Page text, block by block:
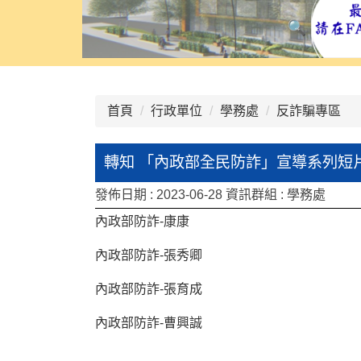
首頁 行政單位 學務處 反詐騙專區
轉知 「內政部全民防詐」宣導系列短
發佈日期 : 2023-06-28 資訊群組 : 學務處
內政部防詐-康康
內政部防詐-張秀卿
內政部防詐-張育成
內政部防詐-曹興誠